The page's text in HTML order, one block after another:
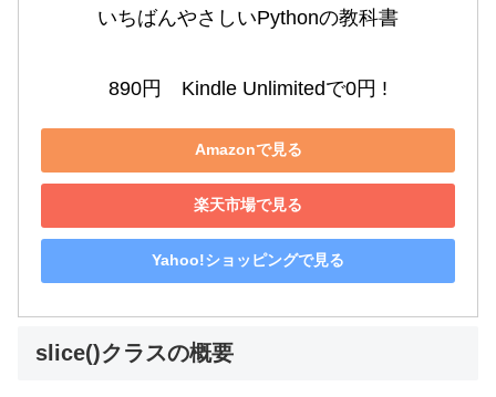
いちばんやさしいPythonの教科書
890円　Kindle Unlimitedで0円 !
Amazonで見る
楽天市場で見る
Yahoo!ショッピングで見る
slice()クラスの概要